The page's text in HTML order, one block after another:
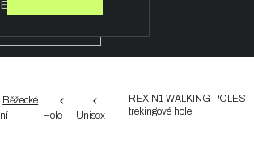
Běžecké
Hole Unisex
REX N1 WALKING POLES -
trekingové hole